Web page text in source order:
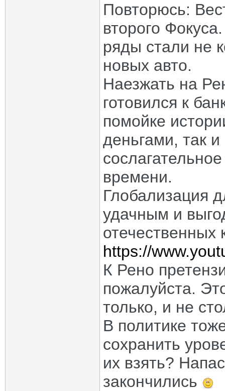
Повторюсь:
второго
ряды стали не
новых авто.
Наезжать на
готовился к
помойке
деньгами, так
времени.
Глобализация
удачным и
отечественных
https://
К Рено
пожалуйста.
только, и не
В политике
сохранить
их взять?
закончились